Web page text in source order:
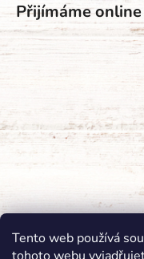
Tento web používá
Přijímáme